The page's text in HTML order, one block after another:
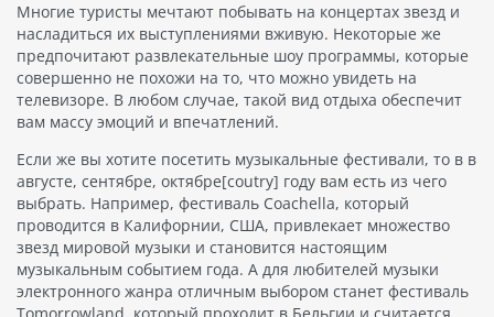
Многие туристы мечтают побывать на концертах звезд и
насладиться их выступлениями вживую. Некоторые же
предпочитают развлекательные шоу программы, которые
совершенно не похожи на то, что можно увидеть на
телевизоре. В любом случае, такой вид отдыха обеспечит
вам массу эмоций и впечатлений.
Если же вы хотите посетить музыкальные фестивали, то в в
августе, сентябре, октябре[coutry] году вам есть из чего
выбрать. Например, фестиваль Coachella, который
проводится в Калифорнии, США, привлекает множество
звезд мировой музыки и становится настоящим
музыкальным событием года. А для любителей музыки
электронного жанра отличным выбором станет фестиваль